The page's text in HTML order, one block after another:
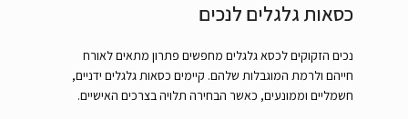
כסאות גלגלים לנכים
נכים הזקוקים לכסא גלגלים מחפשים פתרון מתאים לאורח
חייהם ולרמת המוגבלות שלהם. קיימים כסאות גלגלים ידניים,
חשמליים וממונעים, כאשר הבחירה תלויה בצרכים האישיים.